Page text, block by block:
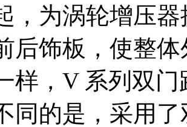
，为涡轮增压
后饰板，使整
样，V 系列双
同的是，采用